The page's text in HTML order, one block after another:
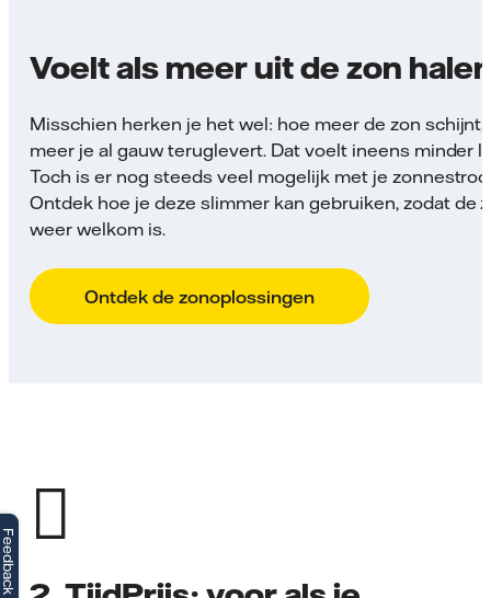
Voelt als meer uit de zon
Misschien herken je het wel: hoe meer de zon schijnt,
meer je al gauw teruglevert. Dat voelt ineens minder
Toch is er nog steeds veel mogelijk met je
Ontdek hoe je deze slimmer kan gebruiken, zodat de
weer welkom is.
Ontdek de zonoplossingen
Feedback